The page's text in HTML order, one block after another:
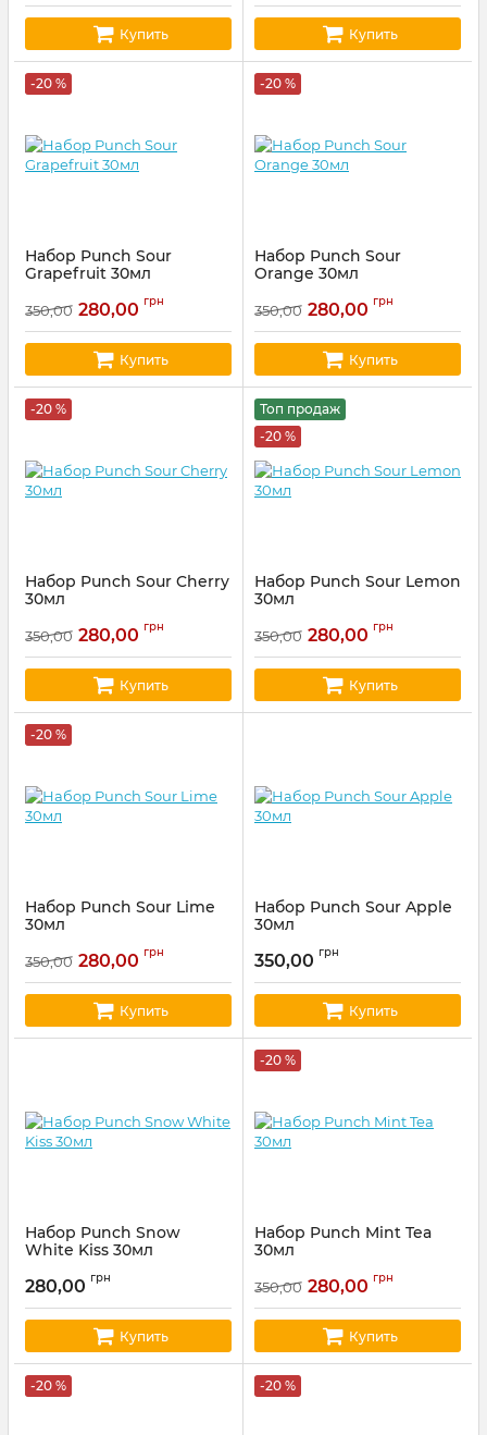
Купить Купить
-20 %
Набор Punch Sour
Grapefruit 30мл
350,00 280,00 грн
Купить
-20 %
Набор Punch Sour
Orange 30мл
350,00 280,00 грн
Купить
-20 %
Набор Punch Sour Cherry
30мл
350,00 280,00 грн
Купить
Топ продаж
-20 %
Набор Punch Sour Lemon
30мл
350,00 280,00 грн
Купить
-20 %
Набор Punch Sour Lime
30мл
350,00 280,00 грн
Купить
Набор Punch Sour Apple
30мл
350,00 грн
Купить
Набор Punch Snow
White Kiss 30мл
280,00 грн
Купить
-20 %
Набор Punch Mint Tea
30мл
350,00 280,00 грн
Купить
-20 % -20 %